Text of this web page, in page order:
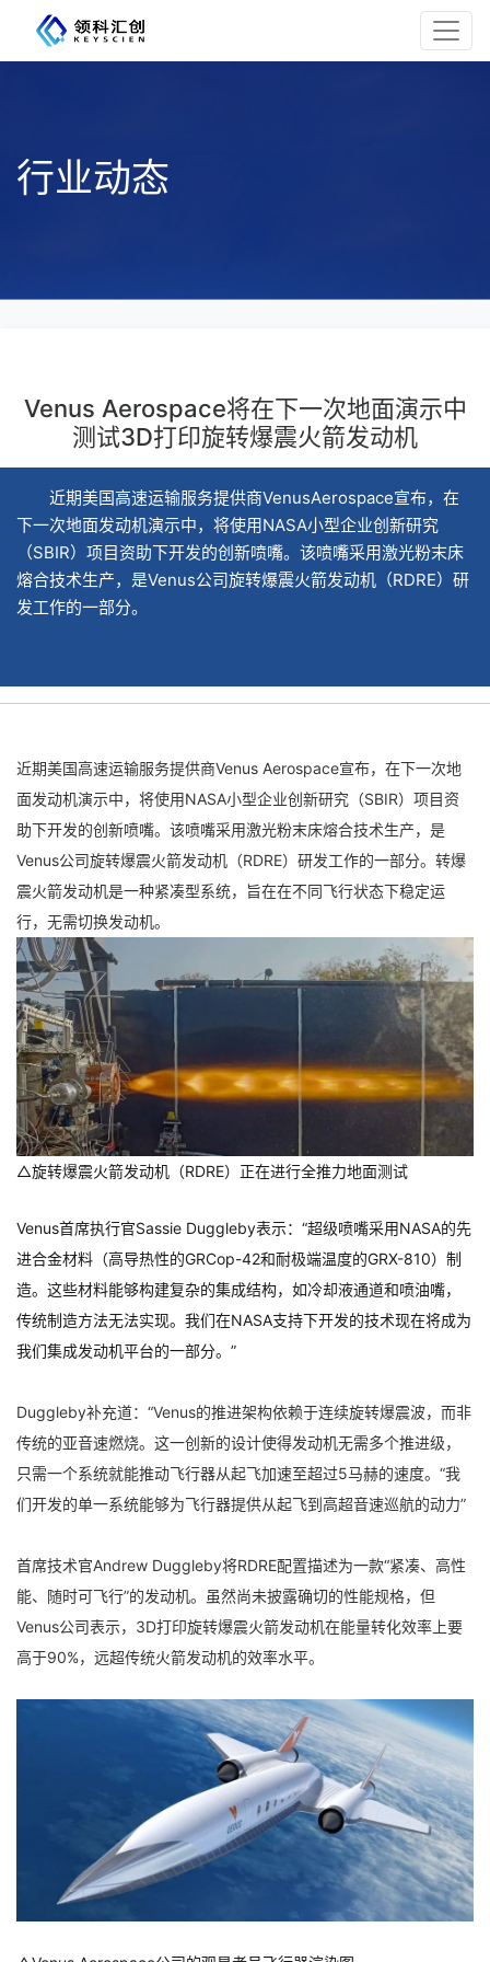
行业动态
Venus Aerospace将在下一次地面演示中
测试3D打印旋转爆震火箭发动机
近期美国高速运输服务提供商VenusAerospace宣布，在
下一次地面发动机演示中，将使用NASA小型企业创新研究
（SBIR）项目资助下开发的创新喷嘴。该喷嘴采用激光粉末床
熔合技术生产，是Venus公司旋转爆震火箭发动机（RDRE）研
发工作的一部分。
近期美国高速运输服务提供商Venus Aerospace宣布，在下一次地
面发动机演示中，将使用NASA小型企业创新研究（SBIR）项目资
助下开发的创新喷嘴。该喷嘴采用激光粉末床熔合技术生产，是
Venus公司旋转爆震火箭发动机（RDRE）研发工作的一部分。转爆
震火箭发动机是一种紧凑型系统，旨在在不同飞行状态下稳定运
行，无需切换发动机。
△旋转爆震火箭发动机（RDRE）正在进行全推力地面测试
Venus首席执行官Sassie Duggleby表示：“超级喷嘴采用NASA的先
进合金材料（高导热性的GRCop-42和耐极端温度的GRX-810）制
造。这些材料能够构建复杂的集成结构，如冷却液通道和喷油嘴，
传统制造方法无法实现。我们在NASA支持下开发的技术现在将成为
我们集成发动机平台的一部分。”
Duggleby补充道：“Venus的推进架构依赖于连续旋转爆震波，而非
传统的亚音速燃烧。这一创新的设计使得发动机无需多个推进级，
只需一个系统就能推动飞行器从起飞加速至超过5马赫的速度。“我
们开发的单一系统能够为飞行器提供从起飞到高超音速巡航的动力”
首席技术官Andrew Duggleby将RDRE配置描述为一款“紧凑、高性
能、随时可飞行”的发动机。虽然尚未披露确切的性能规格，但
Venus公司表示，3D打印旋转爆震火箭发动机在能量转化效率上要
高于90%，远超传统火箭发动机的效率水平。